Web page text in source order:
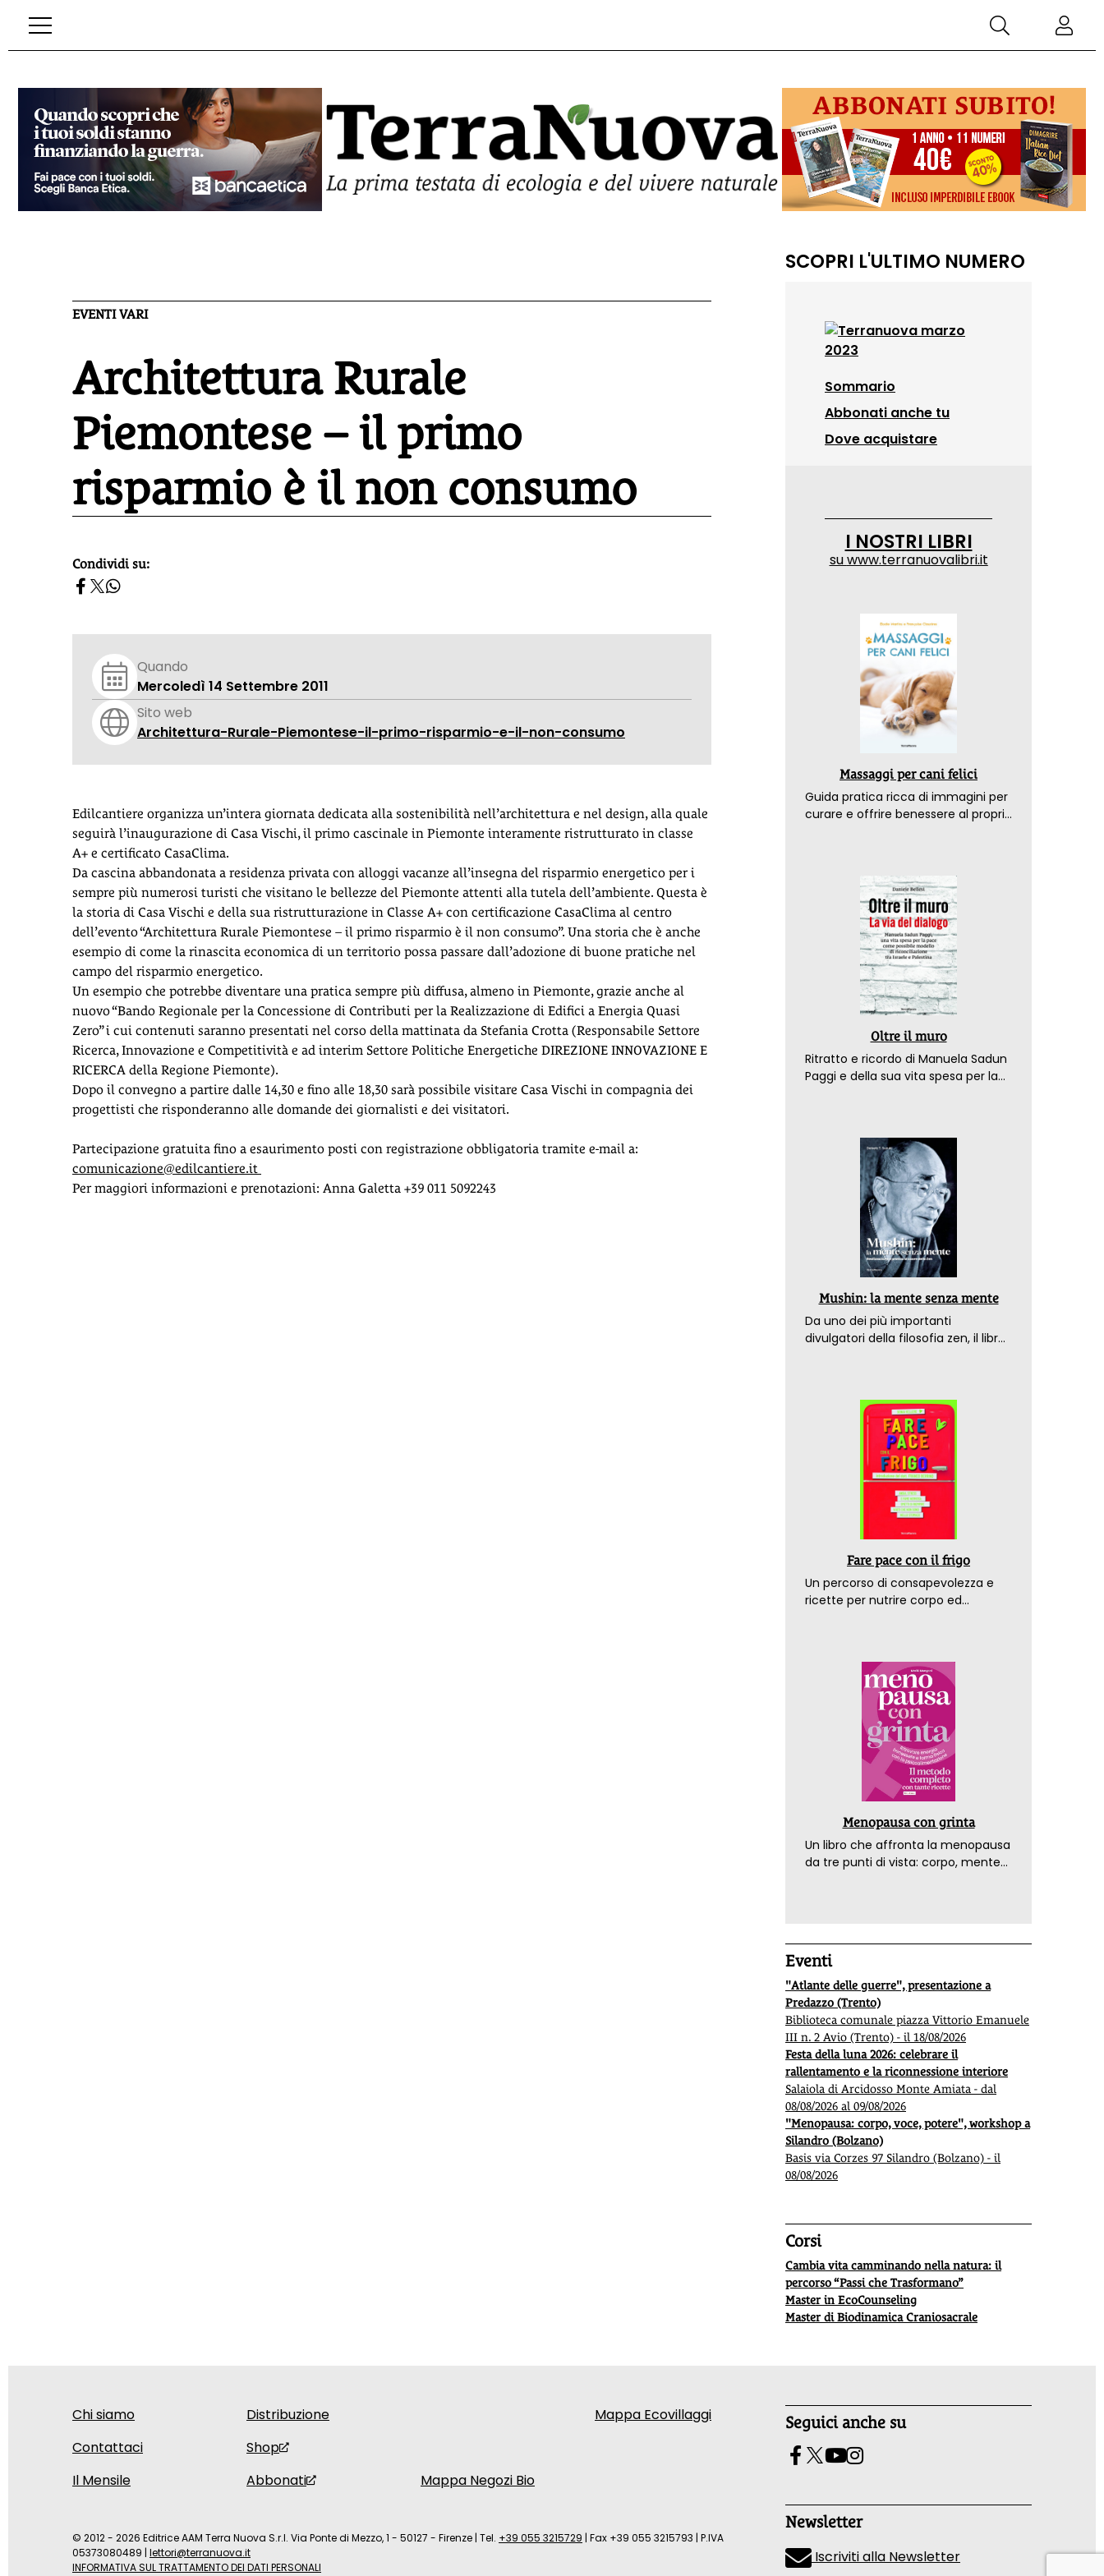
EVENTI VARI
Architettura Rurale
Piemontese – il primo
risparmio è il non consumo
homepage h2
Condividi su:
Quando
Mercoledì 14 Settembre 2011
Sito web
Architettura-Rurale-Piemontese-il-primo-risparmio-e-il-non-consumo
Edilcantiere organizza un’intera giornata dedicata alla sostenibilità nell’architettura e nel design, alla quale
seguirà l’inaugurazione di Casa Vischi, il primo cascinale in Piemonte interamente ristrutturato in classe
A+ e certificato CasaClima.
Da cascina abbandonata a residenza privata con alloggi vacanze all’insegna del risparmio energetico per i
sempre più numerosi turisti che visitano le bellezze del Piemonte attenti alla tutela dell’ambiente. Questa è
la storia di Casa Vischi e della sua ristrutturazione in Classe A+ con certificazione CasaClima al centro
dell’evento “Architettura Rurale Piemontese – il primo risparmio è il non consumo”. Una storia che è anche
esempio di come la rinascita economica di un territorio possa passare dall’adozione di buone pratiche nel
campo del risparmio energetico.
Un esempio che potrebbe diventare una pratica sempre più diffusa, almeno in Piemonte, grazie anche al
nuovo “Bando Regionale per la Concessione di Contributi per la Realizzazione di Edifici a Energia Quasi
Zero” i cui contenuti saranno presentati nel corso della mattinata da Stefania Crotta (Responsabile Settore
Ricerca, Innovazione e Competitività e ad interim Settore Politiche Energetiche DIREZIONE INNOVAZIONE E
RICERCA della Regione Piemonte).
Dopo il convegno a partire dalle 14,30 e fino alle 18,30 sarà possibile visitare Casa Vischi in compagnia dei
progettisti che risponderanno alle domande dei giornalisti e dei visitatori.
Partecipazione gratuita fino a esaurimento posti con registrazione obbligatoria tramite e-mail a:
comunicazione@edilcantiere.it
Per maggiori informazioni e prenotazioni: Anna Galetta +39 011 5092243
SCOPRI L'ULTIMO NUMERO
Sommario
Abbonati anche tu
Dove acquistare
I NOSTRI LIBRI
suwww.terranuovalibri.it
Massaggi per cani felici
Guida pratica ricca di immagini per
curare e offrire benessere al proprio
Oltre il muro
Ritratto e ricordo di Manuela Sadun
Paggi e della sua vita spesa per la
Mushin: la mente senza mente
Da uno dei più importanti
divulgatori della filosofia zen, il libro
Fare pace con il frigo
Un percorso di consapevolezza e
ricette per nutrire corpo ed
Menopausa con grinta
Un libro che affronta la menopausa
da tre punti di vista: corpo, mente
Eventi
"Atlante delle guerre", presentazione a
Predazzo (Trento)
Biblioteca comunale piazza Vittorio Emanuele
III n. 2 Avio (Trento) - il 18/08/2026
Festa della luna 2026: celebrare il
rallentamento e la riconnessione interiore
Salaiola di Arcidosso Monte Amiata - dal
08/08/2026 al 09/08/2026
"Menopausa: corpo, voce, potere", workshop a
Silandro (Bolzano)
Basis via Corzes 97 Silandro (Bolzano) - il
08/08/2026
Corsi
Cambia vita camminando nella natura: il
percorso “Passi che Trasformano”
Master in EcoCounseling
Master di Biodinamica Craniosacrale
Chi siamo
Contattaci
Il Mensile
Distribuzione
Shop
Abbonati
Mappa Negozi Bio
Mappa Ecovillaggi Seguici anche su
Newsletter
Iscriviti alla Newsletter
© 2012 - 2026 Editrice AAM Terra Nuova S.r.l. Via Ponte di Mezzo, 1 - 50127 - Firenze | Tel. +39 055 3215729 | Fax +39 055 3215793 | P.IVA
05373080489 | lettori@terranuova.it
INFORMATIVA SUL TRATTAMENTO DEI DATI PERSONALI